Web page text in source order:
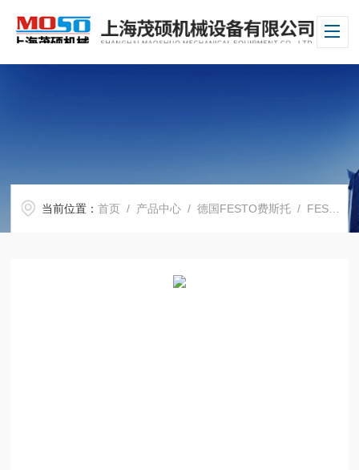
当前位置：首页 / 产品中心 /德国FESTO费斯托 / FESTO电磁阀